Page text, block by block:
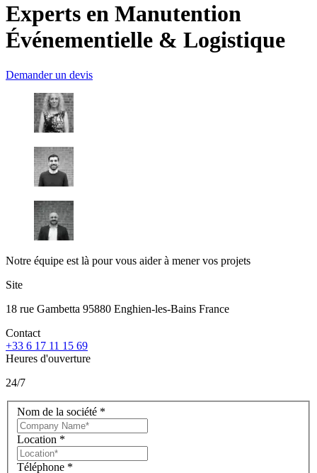
Experts en Manutention
Événementielle & Logistique
Demander un devis
Notre équipe est là pour vous aider à mener vos projets
Site
18 rue Gambetta 95880 Enghien-les-Bains France
Contact
+33 6 17 11 15 69
Heures d'ouverture
24/7
Nom de la société *
Location *
Téléphone *